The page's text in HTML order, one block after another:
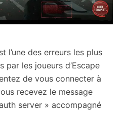
l’une des erreurs les plus
par les joueurs d’Escape
de vous connecter à
recevez le message
server » accompagné